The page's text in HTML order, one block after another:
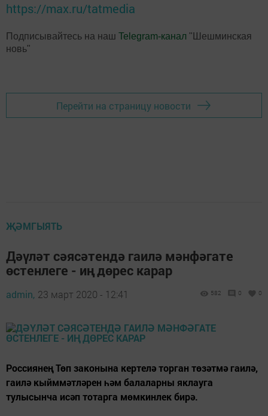
https://max.ru/tatmedia
Подписывайтесь на наш Telegram-канал "Шешминская
новь"
Перейти на страницу новости
ҖӘМГЫЯТЬ
Дәүләт сәясәтендә гаилә мәнфәгате
өстенлеге - иң дөрес карар
admin, 23 март 2020 - 12:41 582 0 0
Россиянең Төп законына кертелә торган төзәтмә гаилә,
гаилә кыйммәтләрен һәм балаларны яклауга
тулысынча исәп тотарга мөмкинлек бирә.